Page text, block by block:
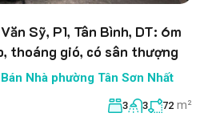
Sỹ, P1, Tân Bình, DT: 6m
thoáng gió, có sân thượng
Bán Nhà phường Tân Sơn Nhất
3 3 72 m²